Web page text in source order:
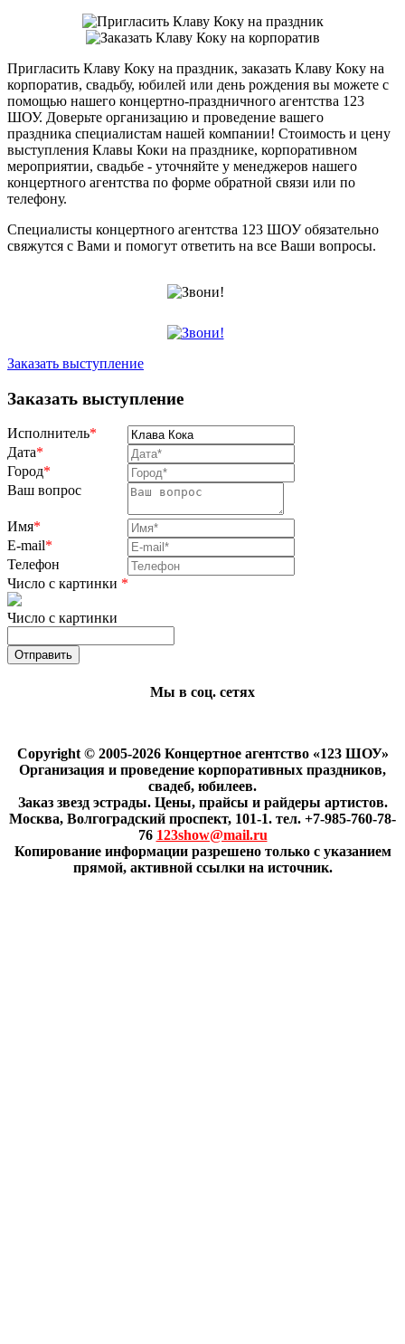
Пригласить Клаву Коку на праздник, заказать Клаву Коку на
корпоратив, свадьбу, юбилей или день рождения вы можете с
помощью нашего концертно-праздничного агентства 123
ШОУ. Доверьте организацию и проведение вашего
праздника специалистам нашей компании! Стоимость и цену
выступления Клавы Коки на празднике, корпоративном
мероприятии, свадьбе - уточняйте у менеджеров нашего
концертного агентства по форме обратной связи или по
телефону.
Специалисты концертного агентства 123 ШОУ обязательно
свяжутся с Вами и помогут ответить на все Ваши вопросы.
Заказать выступление
Заказать выступление
Исполнитель*
Дата*
Город*
Ваш вопрос
Имя*
E-mail*
Телефон
Число с картинки *
Число с картинки
Мы в соц. сетях
Copyright © 2005-2026 Концертное агентство «123 ШОУ»
Организация и проведение корпоративных праздников,
свадеб, юбилеев.
Заказ звезд эстрады. Цены, прайсы и райдеры артистов.
Москва, Волгоградский проспект, 101-1. тел. +7-985-760-78-
76 123show@mail.ru
Копирование информации разрешено только с указанием
прямой, активной ссылки на источник.